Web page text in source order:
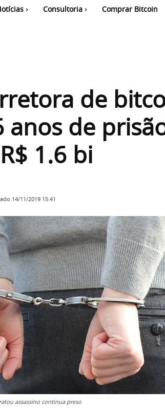
Consultoria Comprar Bitcoin
de
anos de
1.6 bi
14/11/2019 15:41
assassino continua preso